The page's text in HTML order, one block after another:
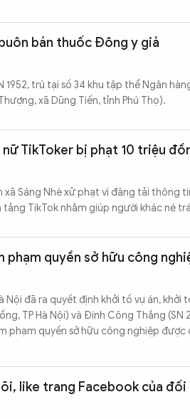
bán thuốc Đông y giả
1952, trú tại số 34 khu tập thể Ngân
xã Dũng Tiến, tỉnh Phú Thọ).
TikToker bị phạt 10 triệu
xã Sáng Nhè xử phạt vì đăng tải thông
TikTok nhằm giúp người khác né
phạm quyền sở hữu công
Nội đã ra quyết định khởi tố vụ án, khởi
TP Hà Nội) và Đinh Công Thắng
phạm quyền sở hữu công nghiệp được
like trang Facebook của